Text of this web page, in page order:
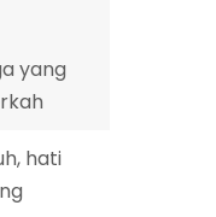
yang
hati